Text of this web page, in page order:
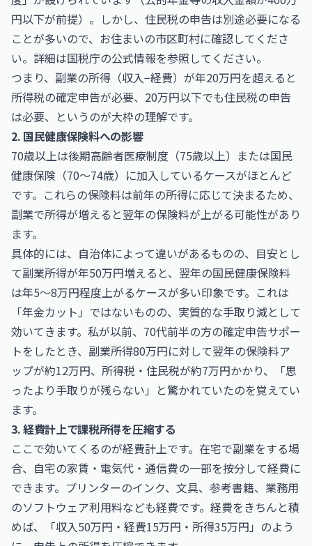
円以下が前提）。しかし、住民税の申告は別途必要になる
ことが多いので、お住まいの市区町村に確認してくださ
い。詳細は国税庁の公式情報を参照してください。
つまり、副業の所得（収入−経費）が年20万円を超えると
所得税の確定申告が必要、20万円以下でも住民税の申告
は必要、というのが大枠の理解です。
2. 国民健康保険料への影響
70歳以上は後期高齢者医療制度（75歳以上）または国民
健康保険（70〜74歳）に加入しているケースがほとんど
です。これらの保険料は前年の所得に応じて決まるため、
副業で所得が増えると翌年の保険料が上がる可能性があり
ます。
具体的には、自治体によって違いがあるものの、目安とし
て副業所得が年50万円増えると、翌年の国民健康保険料
は年5〜8万円程度上がるケースが多い印象です。これは
「年金カット」ではないものの、実質的な手取り減として
効いてきます。私が以前、70代前半の方の確定申告サポー
トをしたとき、副業所得80万円に対して翌年の保険料ア
ップが約12万円、所得税・住民税が約7万円かかり、「思
ったより手取りが残らない」と驚かれていたのを覚えてい
ます。
3. 経費計上で課税所得を圧縮する
ここで効いてくるのが経費計上です。在宅で副業をする場
合、自宅の家賃・電気代・通信費の一部を按分して経費に
できます。プリンターのインク、文具、参考書籍、業務用
のソフトウェア利用料なども経費です。経費をきちんと積
めば、「収入50万円・経費15万円・所得35万円」のよう